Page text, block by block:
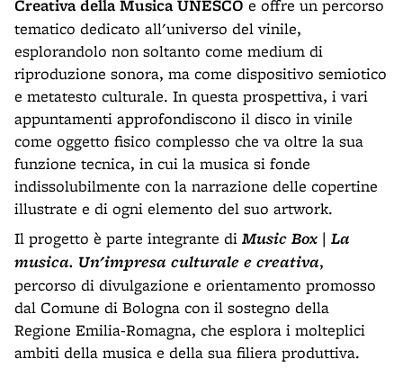
Creativa della Musica UNESCO e offre un percorso
tematico dedicato all'universo del vinile,
esplorandolo non soltanto come medium di
riproduzione sonora, ma come dispositivo semiotico
e metatesto culturale. In questa prospettiva, i vari
appuntamenti approfondiscono il disco in vinile
come oggetto fisico complesso che va oltre la sua
funzione tecnica, in cui la musica si fonde
indissolubilmente con la narrazione delle copertine
illustrate e di ogni elemento del suo artwork.
Il progetto è parte integrante di Music Box | La
musica. Un'impresa culturale e creativa,
percorso di divulgazione e orientamento promosso
dal Comune di Bologna con il sostegno della
Regione Emilia-Romagna, che esplora i molteplici
ambiti della musica e della sua filiera produttiva.